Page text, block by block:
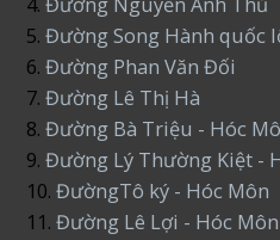
5.Đường Song Hành quốc
6.Đường Phan Văn Đối
7. Đường Lê Thị Hà
8.Đường Bà Triệu - Hóc
9.Đường Lý Thường Kiệt -
10.ĐườngTô ký - Hóc Môn
11.Đường Lê Lợi - Hóc Môn